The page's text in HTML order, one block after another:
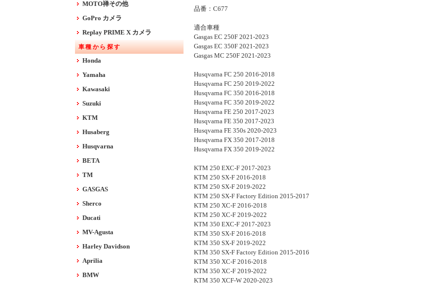
MOTO禅その他
GoPro カメラ
Replay PRIME X カメラ
車種から探す
Honda
Yamaha
Kawasaki
Suzuki
KTM
Husaberg
Husqvarna
BETA
TM
GASGAS
Sherco
Ducati
MV-Agusta
Harley Davidson
Aprilia
BMW
品番：C677
適合車種
Gasgas EC 250F 2021-2023
Gasgas EC 350F 2021-2023
Gasgas MC 250F 2021-2023
Husqvarna FC 250 2016-2018
Husqvarna FC 250 2019-2022
Husqvarna FC 350 2016-2018
Husqvarna FC 350 2019-2022
Husqvarna FE 250 2017-2023
Husqvarna FE 350 2017-2023
Husqvarna FE 350s 2020-2023
Husqvarna FX 350 2017-2018
Husqvarna FX 350 2019-2022
KTM 250 EXC-F 2017-2023
KTM 250 SX-F 2016-2018
KTM 250 SX-F 2019-2022
KTM 250 SX-F Factory Edition 2015-2017
KTM 250 XC-F 2016-2018
KTM 250 XC-F 2019-2022
KTM 350 EXC-F 2017-2023
KTM 350 SX-F 2016-2018
KTM 350 SX-F 2019-2022
KTM 350 SX-F Factory Edition 2015-2016
KTM 350 XC-F 2016-2018
KTM 350 XC-F 2019-2022
KTM 350 XCF-W 2020-2023